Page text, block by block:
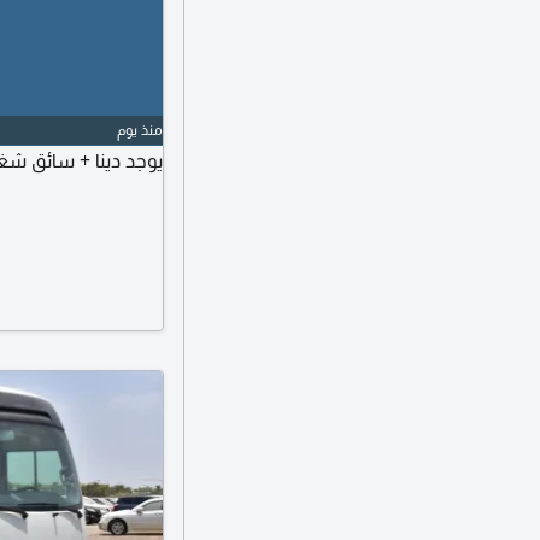
منذ يوم
يوجد دينا + سائق